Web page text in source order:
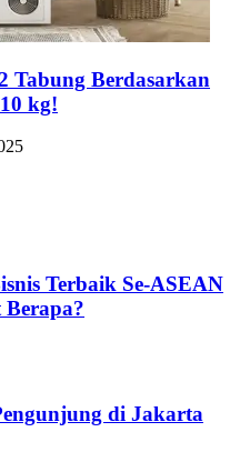
Tabung Berdasarkan
kg!
Terbaik Se-ASEAN
Berapa?
di Jakarta